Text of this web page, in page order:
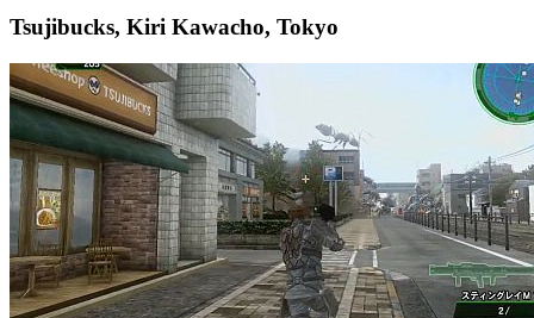
Tsujibucks, Kiri Kawacho, Tokyo